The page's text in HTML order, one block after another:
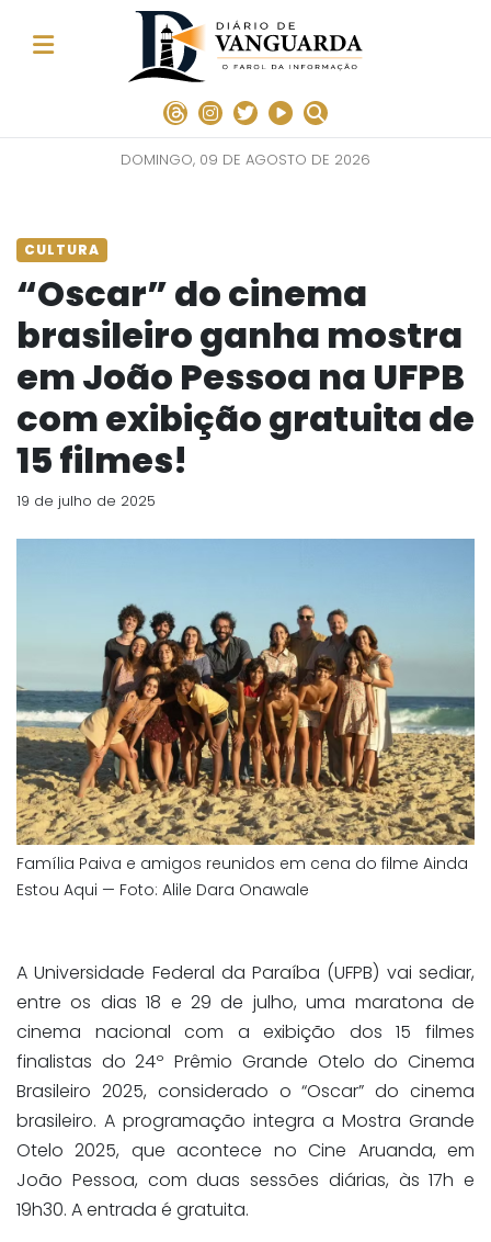
DOMINGO, 09 DE AGOSTO DE 2026
CULTURA
“Oscar” do cinema
brasileiro ganha mostra
em João Pessoa na UFPB
com exibição gratuita de
15 filmes!
19 de julho de 2025
Família Paiva e amigos reunidos em cena do filme Ainda
Estou Aqui — Foto: Alile Dara Onawale
A Universidade Federal da Paraíba (UFPB) vai sediar,
entre os dias 18 e 29 de julho, uma maratona de
cinema nacional com a exibição dos 15 filmes
finalistas do 24º Prêmio Grande Otelo do Cinema
Brasileiro 2025, considerado o “Oscar” do cinema
brasileiro. A programação integra a Mostra Grande
Otelo 2025, que acontece no Cine Aruanda, em
João Pessoa, com duas sessões diárias, às 17h e
19h30. A entrada é gratuita.